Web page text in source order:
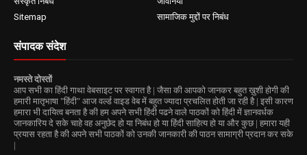
Sitemap
सामाजिक मुद्दों पर निबंध
संपादक संदेश
नमस्ते दोस्तों
आप सभी का हिंदी गाथा वेबसाइट पर स्वागत है | जैसा की आपको जानकर बहुत ख़ुशी होगी की
हमारी मातृभाषा "हिंदी" आज वर्ल्ड वाइड वेब में बहुत ज्यादा प्रचलित होती जा रही है | इसी कारण
हमारा भी दायित्व बनता है की हम अपने सभी हिंदी पढने वाले पाठकों को हिंदी में ज्ञानवर्धक
जानकारिय दे सके चाहे वह अनुछेद हो या निबंध हो या हिंदी साहित्य हो या और कुछ | हमारा यही
प्रयास रहता है की अपने सभी पाठकों को उनकी जानकारी की पाठन सामाग्री प्रदान कर सके
|